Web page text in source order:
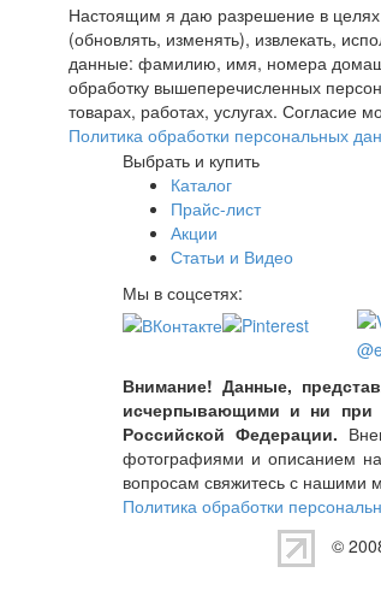
Настоящим я даю разрешение в целях
(обновлять, изменять), извлекать,
данные: фамилию, имя, номера
обработку вышеперечисленных
товарах, работах, услугах. Согласие
Политика обработки персональных
Выбрать и купить
Каталог
Прайс-лист
Акции
Статьи и Видео
Мы в соцсетях:
Внимание! Данные,
исчерпывающими и ни при
Российской Федерации.
фотографиями и описанием
вопросам свяжитесь с
Политика обработки
©